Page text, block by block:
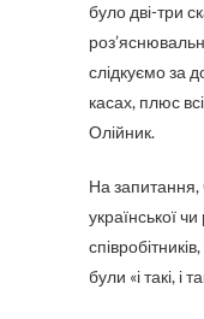
було дві-три
слідкуємо за
касах, плюс
Олійник.
На запитання,
української
були «і такі, і